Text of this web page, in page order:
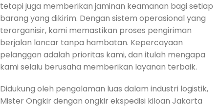
tetapi juga memberikan jaminan keamanan bagi setiap
barang yang dikirim. Dengan sistem operasional yang
terorganisir, kami memastikan proses pengiriman
berjalan lancar tanpa hambatan. Kepercayaan
pelanggan adalah prioritas kami, dan itulah mengapa
kami selalu berusaha memberikan layanan terbaik.
Didukung oleh pengalaman luas dalam industri logistik,
Mister Ongkir dengan ongkir ekspedisi kiloan Jakarta